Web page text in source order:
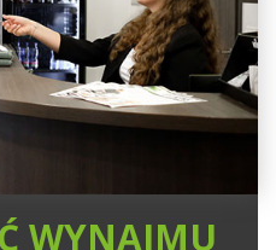
WYNAJMU